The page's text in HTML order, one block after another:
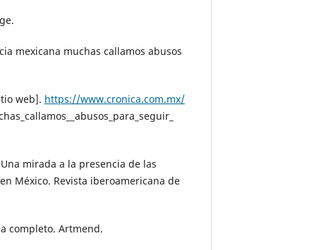
mexicana muchas callamos abusos
web]. https://www.cronica.com.mx/
mirada a la presencia de las
México. Revista iberoamericana de
completo. Artmend.